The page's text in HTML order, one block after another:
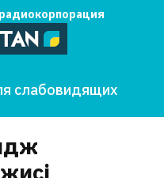
слабовидящих